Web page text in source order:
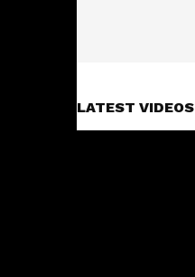
LATEST VIDEOS